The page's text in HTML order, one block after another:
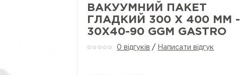
ВАКУУМНИЙ ПАКЕТ
ГЛАДКИЙ 300 X 400 ММ -
30X40-90 GGM GASTRO
0 відгуків / Написати відгук